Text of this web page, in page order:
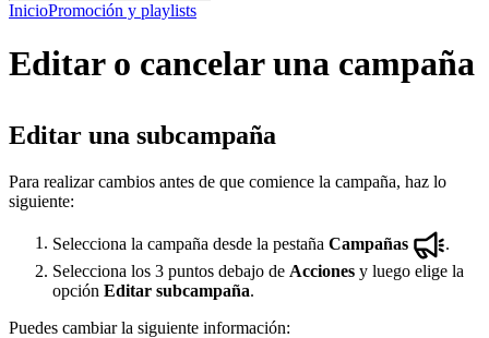
InicioPromoción y playlists
Editar o cancelar una campaña
Editar una subcampaña
Para realizar cambios antes de que comience la campaña, haz lo
siguiente:
Selecciona la campaña desde la pestaña Campañas
.
Selecciona los 3 puntos debajo de Acciones y luego elige la
opción Editar subcampaña.
Puedes cambiar la siguiente información: